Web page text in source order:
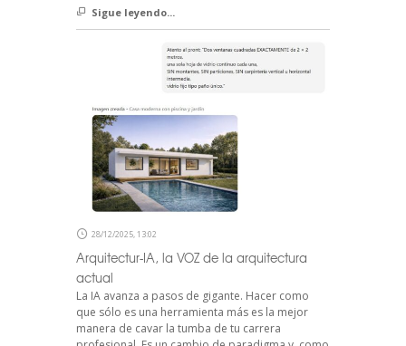
Sigue leyendo...
28/12/2025, 13:02
Arquitectur-IA, la VOZ de la arquitectura
actual
La IA avanza a pasos de gigante. Hacer como
que sólo es una herramienta más es la mejor
manera de cavar la tumba de tu carrera